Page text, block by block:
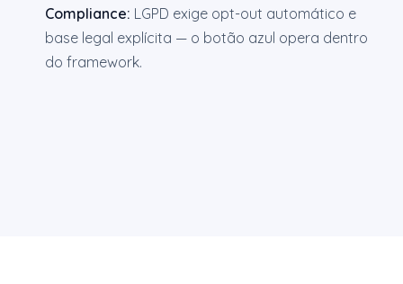
Compliance: LGPD exige opt-out automático e
base legal explícita — o botão azul opera dentro
do framework.